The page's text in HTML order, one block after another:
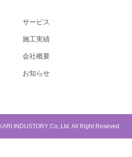
サービス
施工実績
会社概要
お知らせ
INDUSTORY Co,.Ltd. All Right Reseved.